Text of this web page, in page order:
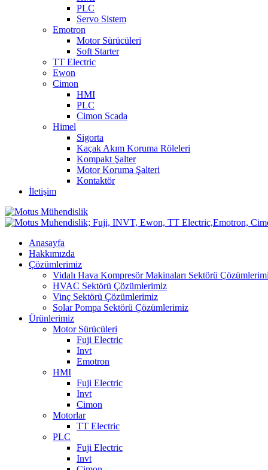
PLC
Servo Sistem
Emotron
Motor Sürücüleri
Soft Starter
TT Electric
Ewon
Cimon
HMI
PLC
Cimon Scada
Himel
Sigorta
Kaçak Akım Koruma Röleleri
Kompakt Şalter
Motor Koruma Şalteri
Kontaktör
İletişim
Anasayfa
Hakkımızda
Çözümlerimiz
Vidalı Hava Kompresör Makinaları Sektörü
HVAC Sektörü Çözümlerimiz
Vinç Sektörü Çözümlerimiz
Solar Pompa Sektörü Çözümlerimiz
Ürünlerimiz
Motor Sürücüleri
Fuji Electric
Invt
Emotron
HMI
Fuji Electric
Invt
Cimon
Motorlar
TT Electric
PLC
Fuji Electric
Invt